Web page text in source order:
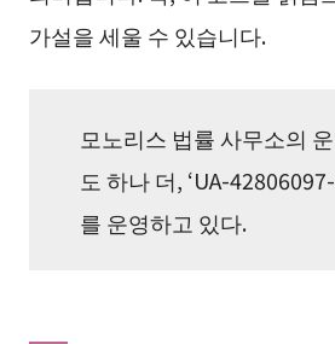
가설을 세울 수 있습니다.
모노리스 법률 사무소의
도 하나 더, ‘UA-
를 운영하고 있다.